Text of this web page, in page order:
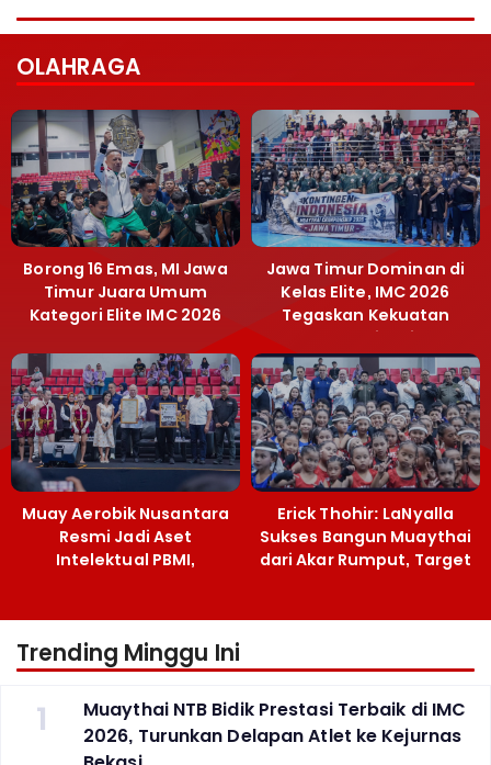
OLAHRAGA
Borong 16 Emas, MI Jawa
Timur Juara Umum
Kategori Elite IMC 2026
Jawa Timur Dominan di
Kelas Elite, IMC 2026
Tegaskan Kekuatan
Muaythai Jatim
Muay Aerobik Nusantara
Resmi Jadi Aset
Intelektual PBMI,
Erick Thohir: LaNyalla
Sukses Bangun Muaythai
dari Akar Rumput, Target
Trending Minggu Ini
1
Muaythai NTB Bidik Prestasi Terbaik di IMC
2026, Turunkan Delapan Atlet ke Kejurnas